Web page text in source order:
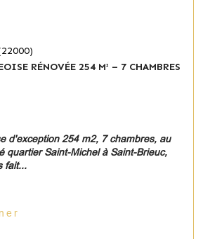
RÉNOVÉE 254 M² – 7 CHAMBRES
d'exception 254 m2, 7 chambres, au
quartier Saint-Michel à Saint-Brieuc,
fait...